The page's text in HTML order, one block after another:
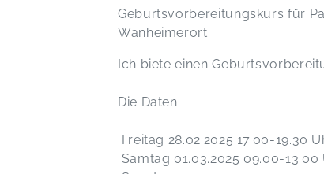
Geburtsvorbereitungskurs für
Wanheimerort
Ich biete einen
Die Daten:
Freitag 28.02.2025 17.00-19.30
Samtag 01.03.2025 09.00-13.00